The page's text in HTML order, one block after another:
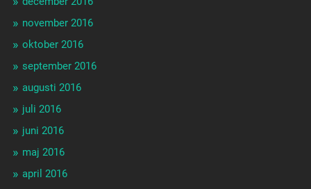
november 2016
oktober 2016
september 2016
augusti 2016
juli 2016
juni 2016
maj 2016
april 2016